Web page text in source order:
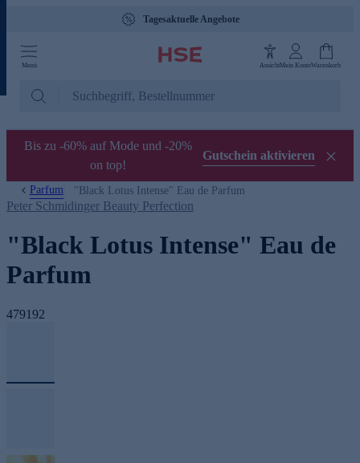
Tagesaktuelle Angebote
Menü AnsichtMein KontoWarenkorb
Bis zu -60% auf Mode und -20%
on top!
Gutschein aktivieren
Parfum "Black Lotus Intense" Eau de Parfum
Peter Schmidinger Beauty Perfection
"Black Lotus Intense" Eau de
Parfum
479192